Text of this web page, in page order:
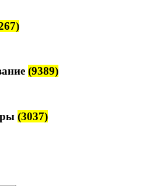
(9389)
(3037)